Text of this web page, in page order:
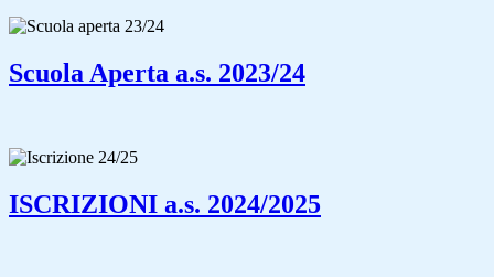
Scuola Aperta a.s. 2023/24
ISCRIZIONI a.s. 2024/2025